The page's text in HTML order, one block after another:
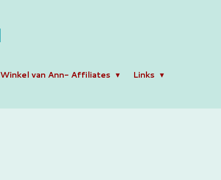
Winkel van Ann- Affiliates
Links